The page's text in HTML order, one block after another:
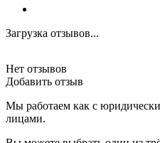
Загрузка отзывов...
Нет отзывов
Добавить отзыв
Мы работаем как с
лицами.